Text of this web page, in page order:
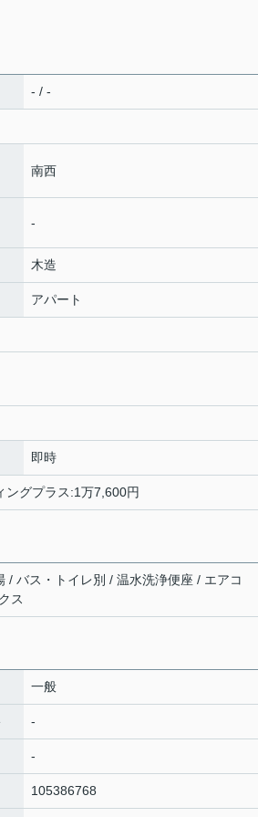
- / -
南西
-
木造
アパート
即時
グプラス:1万7,600円
/ バス・トイレ別 / 温水洗浄便座 / エアコ
ス
一般
-
-
105386768